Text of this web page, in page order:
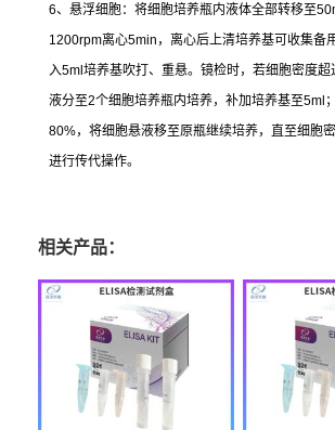
6、悬浮细胞：将细胞培养瓶内液体全部转移至
1200rpm离心5min ，离心后上清培养基可收集备
入5ml培养基吹打、重悬。镜检时，若细胞密度超
液分至2个细胞培养瓶内培养，补加培养基至5ml
80%，将细胞悬液移至原瓶继续培养，直至细胞
进行传代操作。
相关产品：